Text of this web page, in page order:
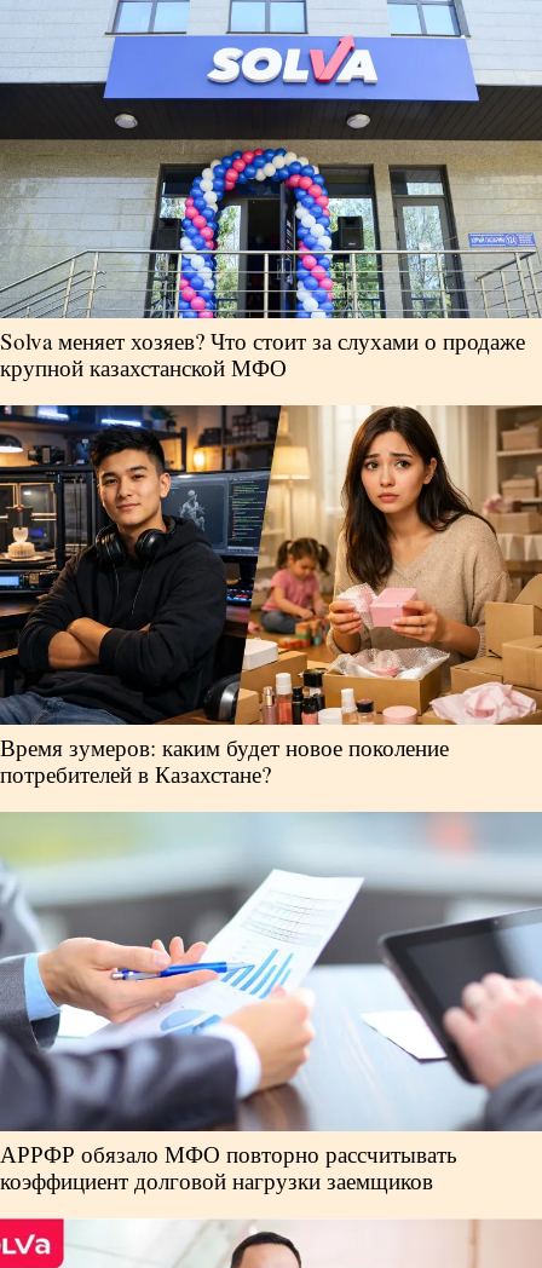
Solva меняет хозяев? Что стоит за слухами о продаже
крупной казахстанской МФО
Время зумеров: каким будет новое поколение
потребителей в Казахстане?
АРРФР обязало МФО повторно рассчитывать
коэффициент долговой нагрузки заемщиков